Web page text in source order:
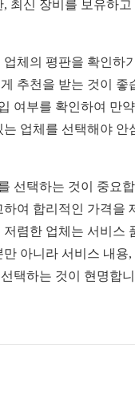
최신 장비를 보유하고
체의 평판을 확인하
추천을 받는 것이 좋
여부를 확인하여 만
업체를 선택해야 안
선택하는 것이 중요
여 합리적인 가격을
렴한 업체는 서비스
아니라 서비스 내용,
택하는 것이 현명합